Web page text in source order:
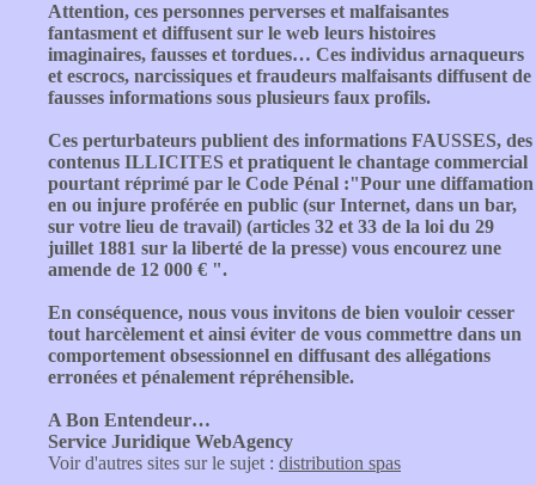
Attention, ces personnes perverses et malfaisantes
fantasment et diffusent sur le web leurs histoires
imaginaires, fausses et tordues… Ces individus arnaqueurs
et escrocs, narcissiques et fraudeurs malfaisants diffusent de
fausses informations sous plusieurs faux profils.
Ces perturbateurs publient des informations FAUSSES, des
contenus ILLICITES et pratiquent le chantage commercial
pourtant réprimé par le Code Pénal :"Pour une diffamation
en ou injure proférée en public (sur Internet, dans un bar,
sur votre lieu de travail) (articles 32 et 33 de la loi du 29
juillet 1881 sur la liberté de la presse) vous encourez une
amende de 12 000 € ".
En conséquence, nous vous invitons de bien vouloir cesser
tout harcèlement et ainsi éviter de vous commettre dans un
comportement obsessionnel en diffusant des allégations
erronées et pénalement répréhensible.
A Bon Entendeur…
Service Juridique WebAgency
Voir d'autres sites sur le sujet : distribution spas